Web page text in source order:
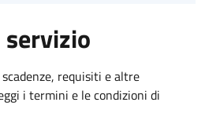
requisiti e altre
i termini e le condizioni di